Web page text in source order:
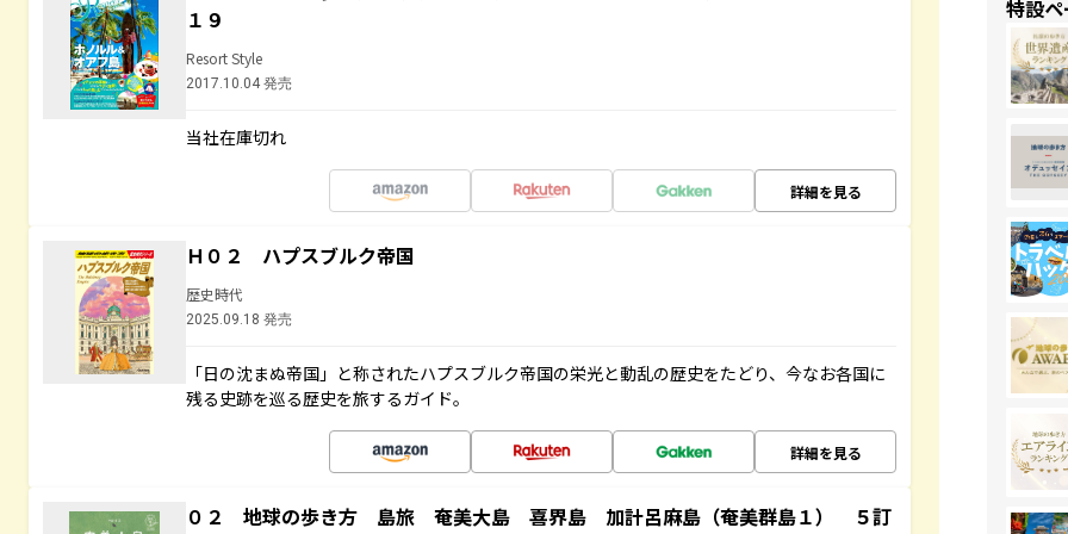
１９
Resort Style
2017.10.04 発売
当社在庫切れ
詳細を見る
Ｈ０２ ハプスブルク帝国
歴史時代
2025.09.18 発売
「日の沈まぬ帝国」と称されたハプスブルク帝国の栄光と動乱の歴史をたどり、今なお各国に
残る史跡を巡る歴史を旅するガイド。
詳細を見る
０２ 地球の歩き方 島旅 奄美大島 喜界島 加計呂麻島（奄美群島１） ５訂
特設